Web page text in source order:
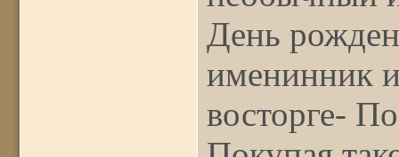
День
именинник
восторге-